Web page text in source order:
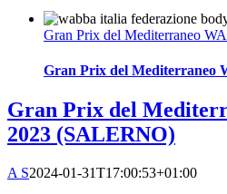
Gran Prix del Mediterraneo
Gran Prix del Mediterraneo
Gran Prix del
2023 (SALERNO)
A S2024-01-31T17:00:53+01:00